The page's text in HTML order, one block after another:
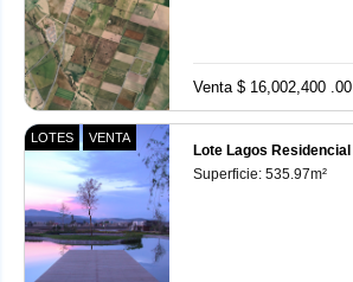
Venta $ 16,002,400 .00
LOTES VENTA
Lote Lagos Residencial
Superficie: 535.97m²